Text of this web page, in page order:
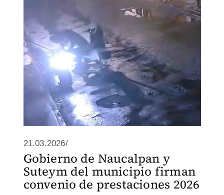
21.03.2026/
Gobierno de Naucalpan y
Suteym del municipio firman
convenio de prestaciones 2026